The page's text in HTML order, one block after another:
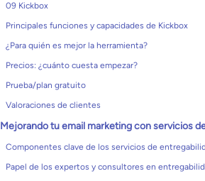
09 Kickbox
Principales funciones y capacidades de Kickbox
¿Para quién es mejor la herramienta?
Precios: ¿cuánto cuesta empezar?
Prueba/plan gratuito
Valoraciones de clientes
Mejorando tu email marketing con servicios
Componentes clave de los servicios de
Papel de los expertos y consultores en